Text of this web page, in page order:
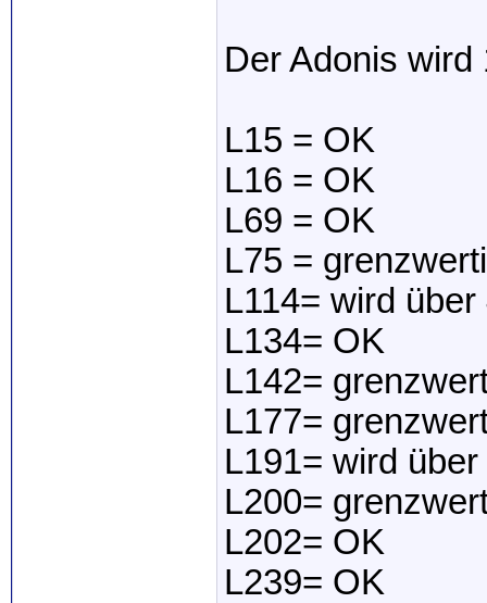
Der Adonis
L15 = OK
L16 = OK
L69 = OK
L75 =
L114= wird
L134= OK
L142=
L177=
L191= wird
L200=
L202= OK
L239= OK